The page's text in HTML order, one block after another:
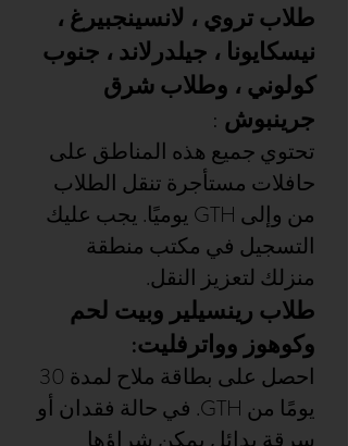
طلاب تروي ، لانسينجبيرغ ،
نيسكايونا ، جيلدرلاند ، جنوب
كولوني ، وطلاب شرق
جرينبوش :
تحتوي جميع هذه المناطق على
حافلات مستأجرة تنقل الطلاب
من وإلى GTH يوميًا. يجب عليك
التسجيل في مكتب منطقة
منزلك لتعزيز النقل.
طلاب رينسيلير وبيت لحم
وكوهوز وواترفليت:
احصل على بطاقة ملاح لمدة 30
يومًا من GTH. في حالة فقدان أو